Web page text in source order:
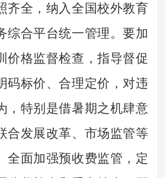
齐全，纳入全国校外教育
综合平台统一管理。要加
价格监督检查，指导督促
码标价、合理定价，对违
，特别是借暑期之机肆意
合发展改革、市场监管等
全面加强预收费监管，定